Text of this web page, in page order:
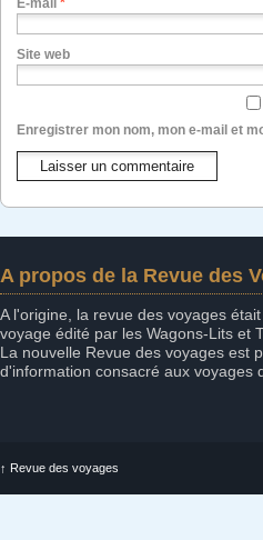
E-mail *
Site web
Enregistrer mon nom, mon e-mail et
A propos de la Revue des
A l'origine, la revue des voyages
voyage édité par les Wagons-Lits et
La nouvelle Revue des voyages est
d'information consacré aux voyages
↑ Revue des voyages